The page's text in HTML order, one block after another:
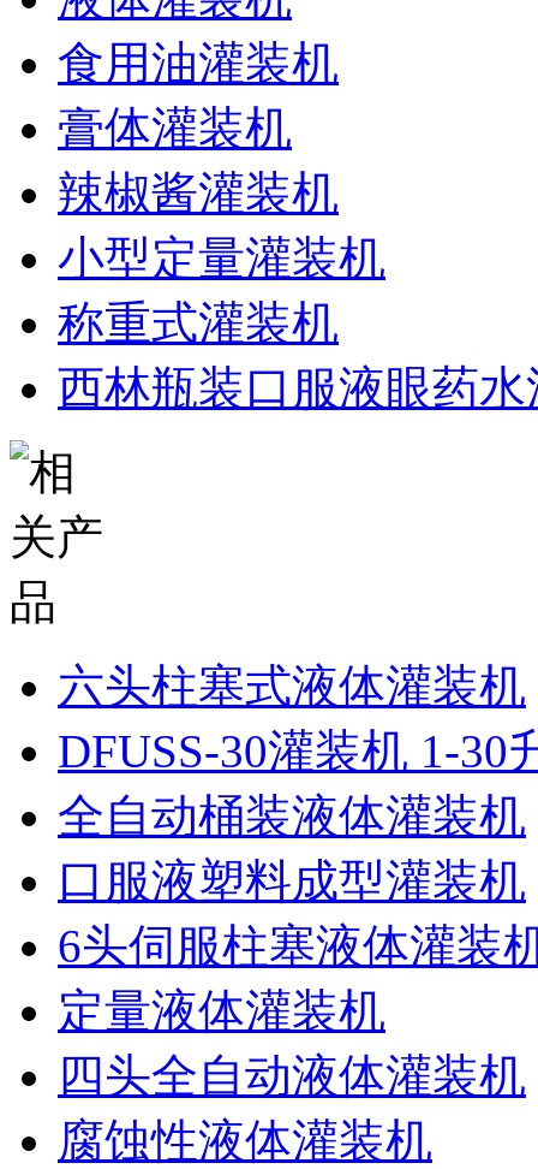
食用油灌装机
膏体灌装机
辣椒酱灌装机
小型定量灌装机
称重式灌装机
西林瓶装口服液眼药
六头柱塞式液体灌装机
DFUSS-30灌装机 1-30
全自动桶装液体灌装机
口服液塑料成型灌装机
6头伺服柱塞液体灌装
定量液体灌装机
四头全自动液体灌装机
腐蚀性液体灌装机